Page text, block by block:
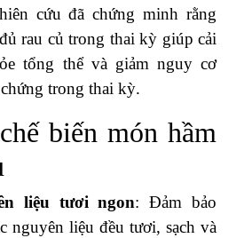
cứu đã chứng minh rằng
rau củ trong thai kỳ giúp cải
tổng thể và giảm nguy cơ
trong thai kỳ.
biến món hầm
liệu tươi ngon: Đảm bảo
nguyên liệu đều tươi, sạch và